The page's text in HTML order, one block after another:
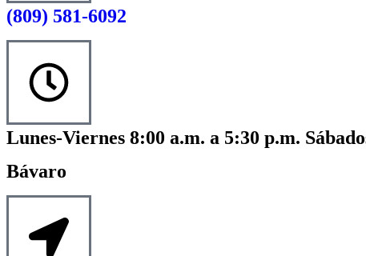
(809) 581-6092
Lunes-Viernes 8:00 a.m. a 5:30 p.m.
Bávaro